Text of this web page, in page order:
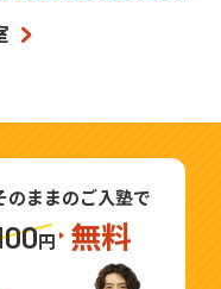
のままのご入塾で
円 無料